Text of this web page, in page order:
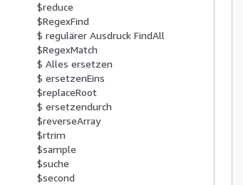
$reduce
$RegexFind
$ regulärer Ausdruck FindAll
$RegexMatch
$ Alles ersetzen
$ ersetzenEins
$replaceRoot
$ ersetzendurch
$reverseArray
$rtrim
$sample
$suche
$second